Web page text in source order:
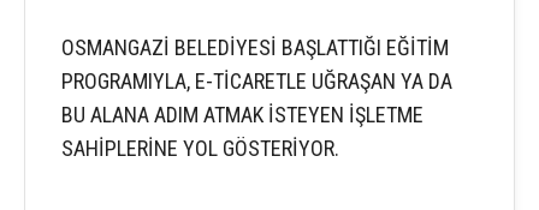
OSMANGAZİ BELEDİYESİ BAŞLATTIĞI EĞİTİM
PROGRAMIYLA, E-TİCARETLE UĞRAŞAN YA DA
BU ALANA ADIM ATMAK İSTEYEN İŞLETME
SAHİPLERİNE YOL GÖSTERİYOR.